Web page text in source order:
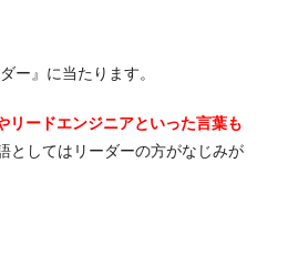
ー』に当たります。
リードエンジニアといった言葉も
としてはリーダーの方がなじみが